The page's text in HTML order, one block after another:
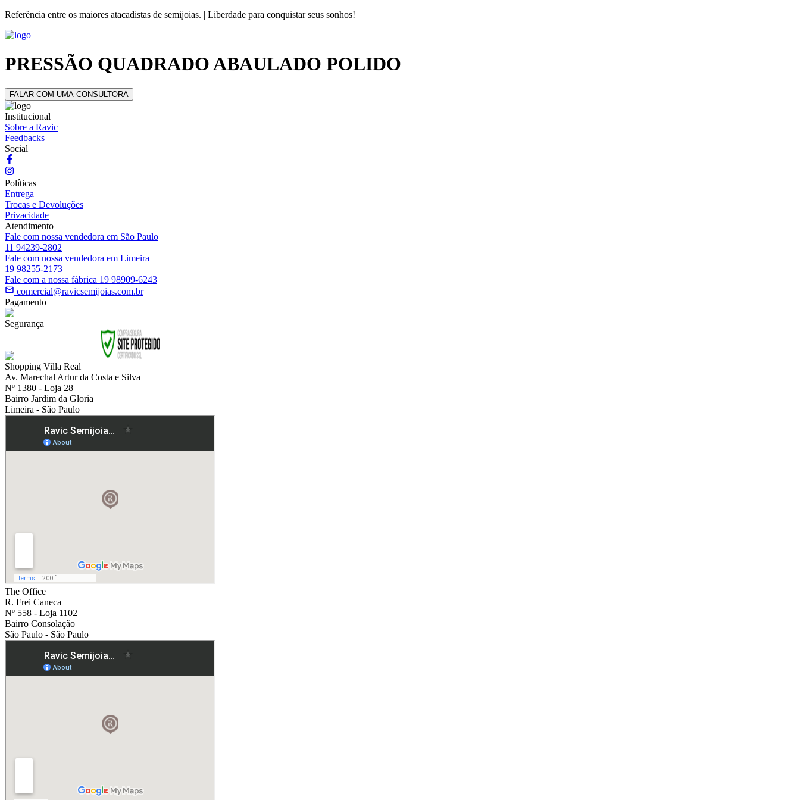
Referência entre os maiores atacadistas de semijoias. | Liberdade para conquistar seus sonhos!
PRESSÃO QUADRADO ABAULADO POLIDO
FALAR COM UMA CONSULTORA
Institucional
Sobre a Ravic
Feedbacks
Social
Políticas
Entrega
Trocas e Devoluções
Privacidade
Atendimento
Fale com nossa vendedora em São Paulo
11 94239-2802
Fale com nossa vendedora em Limeira
19 98255-2173
Fale com a nossa fábrica 19 98909-6243
comercial@ravicsemijoias.com.br
Pagamento
Segurança
Shopping Villa Real
Av. Marechal Artur da Costa e Silva
Nº 1380 - Loja 28
Bairro Jardim da Gloria
Limeira - São Paulo
The Office
R. Frei Caneca
Nº 558 - Loja 1102
Bairro Consolação
São Paulo - São Paulo